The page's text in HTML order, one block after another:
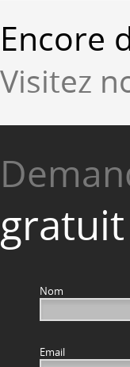
Encore
Visitez
gratuit
Nom
Email